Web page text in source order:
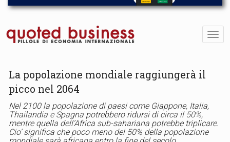
La popolazione mondiale raggiungerà il
picco nel 2064
Nel 2100 la popolazione di paesi come Giappone, Italia,
Thailandia e Spagna potrebbero ridursi di circa il 50%,
mentre quella dell’Africa sub-sahariana potrebbe triplicare.
Cio’ significa che poco meno del 50% della popolazione